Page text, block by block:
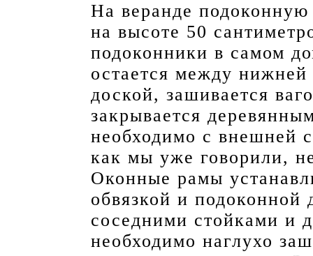
На веранде подоконную
на высоте 50
подоконники в самом
остается между
доской, зашивается
закрывается
необходимо с внешней
как мы уже говорили,
Оконные рамы
обвязкой и
соседними стойками и
необходимо наглухо